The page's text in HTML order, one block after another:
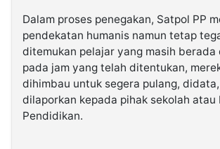
Dalam proses penegakan, Satpol PP
pendekatan humanis namun tetap
ditemukan pelajar yang masih berada
pada jam yang telah ditentukan,
dihimbau untuk segera pulang,
dilaporkan kepada pihak sekolah atau
Pendidikan.